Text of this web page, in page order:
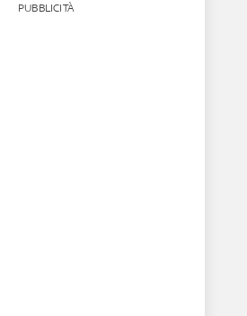
PUBBLICITÀ